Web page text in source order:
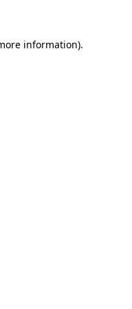
information).